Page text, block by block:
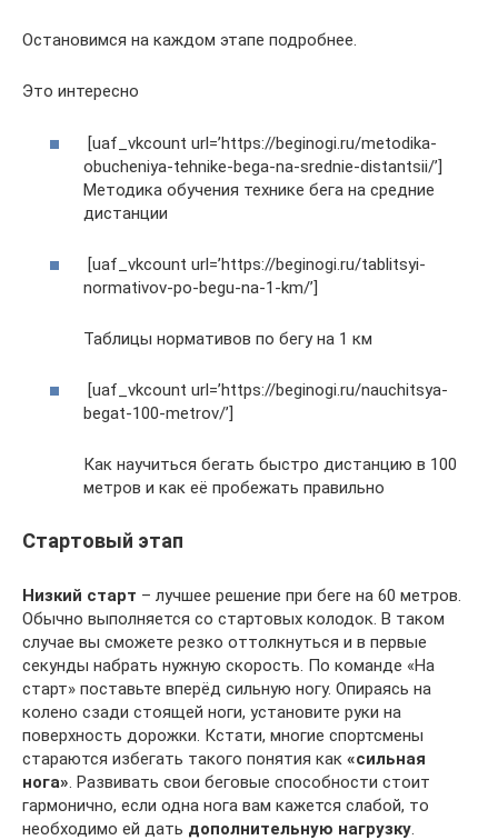
Остановимся на каждом этапе подробнее.
Это интересно
[uaf_vkcount url=’https://beginogi.ru/metodika-
obucheniya-tehnike-bega-na-srednie-distantsii/’]
Методика обучения технике бега на средние
дистанции
[uaf_vkcount url=’https://beginogi.ru/tablitsyi-
normativov-po-begu-na-1-km/’]
Таблицы нормативов по бегу на 1 км
[uaf_vkcount url=’https://beginogi.ru/nauchitsya-
begat-100-metrov/’]
Как научиться бегать быстро дистанцию в 100
метров и как её пробежать правильно
Стартовый этап
Низкий старт – лучшее решение при беге на 60 метров.
Обычно выполняется со стартовых колодок. В таком
случае вы сможете резко оттолкнуться и в первые
секунды набрать нужную скорость. По команде «На
старт» поставьте вперёд сильную ногу. Опираясь на
колено сзади стоящей ноги, установите руки на
поверхность дорожки. Кстати, многие спортсмены
стараются избегать такого понятия как «сильная
нога» . Развивать свои беговые способности стоит
гармонично, если одна нога вам кажется слабой, то
необходимо ей дать дополнительную нагрузку